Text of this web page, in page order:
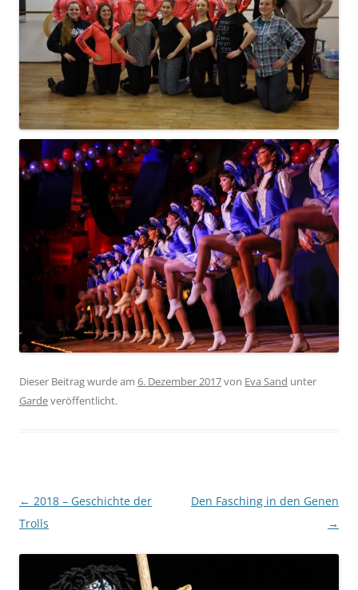
Dieser Beitrag wurde am 6. Dezember 2017von Eva Sand unter
Gardeveröffentlicht.
Beitragsnavigation
← 2018 – Geschichte der
Trolls
Den Fasching in den Genen
→